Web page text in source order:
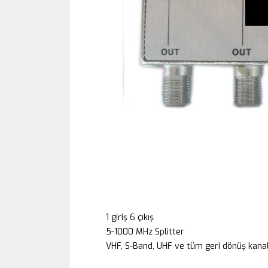
1 giriş 6 çıkış
5-1000 MHz Splitter
VHF, S-Band, UHF ve tüm geri dönüş